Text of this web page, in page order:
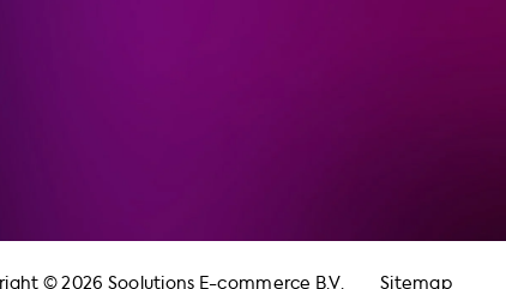
© 2026 Soolutions E-commerce B.V. Sitemap